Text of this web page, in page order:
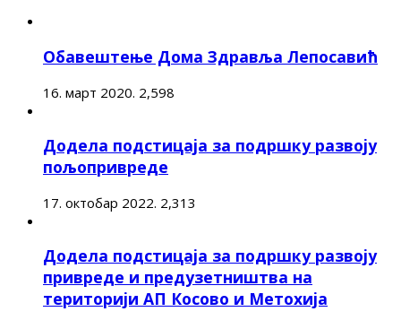
Обавештење Дома Здравља Лепосавић
16. март 2020. 2,598
Додела подстицаја за подршку развоју
пољопривреде
17. октобар 2022. 2,313
Додела подстицаја за подршку развоју
привреде и предузетништва на
територији АП Косово и Метохија